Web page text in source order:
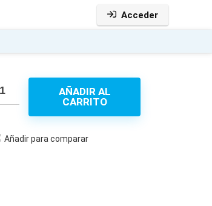
Acceder
AÑADIR AL
CARRITO
Añadir para comparar